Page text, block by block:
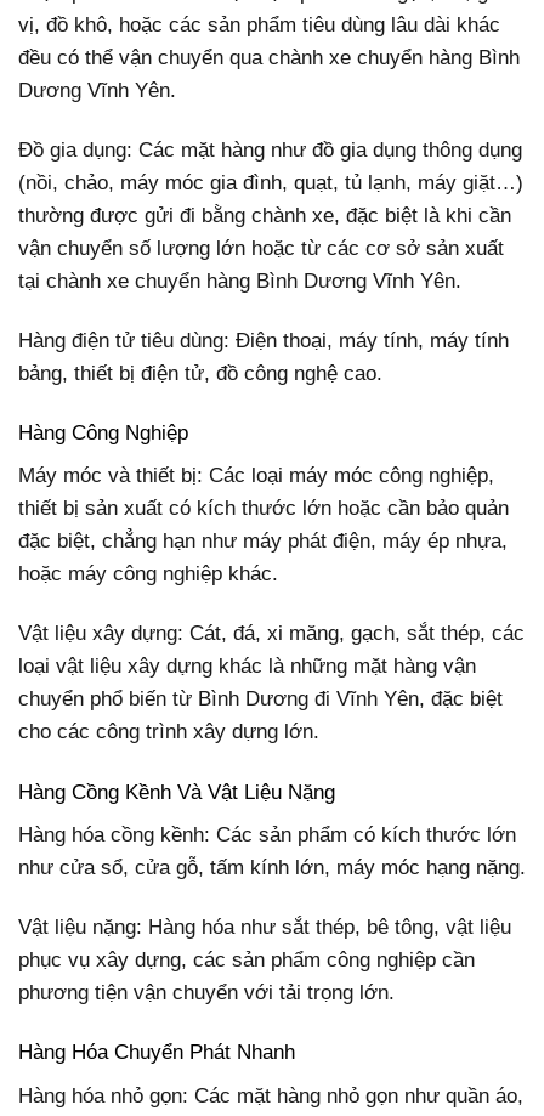
vị, đồ khô, hoặc các sản phẩm tiêu dùng lâu dài khác
đều có thể vận chuyển qua chành xe chuyển hàng Bình
Dương Vĩnh Yên.
Đồ gia dụng: Các mặt hàng như đồ gia dụng thông dụng
(nồi, chảo, máy móc gia đình, quạt, tủ lạnh, máy giặt…)
thường được gửi đi bằng chành xe, đặc biệt là khi cần
vận chuyển số lượng lớn hoặc từ các cơ sở sản xuất
tại chành xe chuyển hàng Bình Dương Vĩnh Yên.
Hàng điện tử tiêu dùng: Điện thoại, máy tính, máy tính
bảng, thiết bị điện tử, đồ công nghệ cao.
Hàng Công Nghiệp
Máy móc và thiết bị: Các loại máy móc công nghiệp,
thiết bị sản xuất có kích thước lớn hoặc cần bảo quản
đặc biệt, chẳng hạn như máy phát điện, máy ép nhựa,
hoặc máy công nghiệp khác.
Vật liệu xây dựng: Cát, đá, xi măng, gạch, sắt thép, các
loại vật liệu xây dựng khác là những mặt hàng vận
chuyển phổ biến từ Bình Dương đi Vĩnh Yên, đặc biệt
cho các công trình xây dựng lớn.
Hàng Cồng Kềnh Và Vật Liệu Nặng
Hàng hóa cồng kềnh: Các sản phẩm có kích thước lớn
như cửa sổ, cửa gỗ, tấm kính lớn, máy móc hạng nặng.
Vật liệu nặng: Hàng hóa như sắt thép, bê tông, vật liệu
phục vụ xây dựng, các sản phẩm công nghiệp cần
phương tiện vận chuyển với tải trọng lớn.
Hàng Hóa Chuyển Phát Nhanh
Hàng hóa nhỏ gọn: Các mặt hàng nhỏ gọn như quần áo,